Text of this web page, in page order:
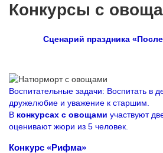
Конкурсы с
Сценарий праздника
Воспитательные задачи: Воспитать в
дружелюбие и уважение к старшим.
В конкурсах с овощами участвуют
оценивают жюри из 5 человек.
Конкурс «Рифма»